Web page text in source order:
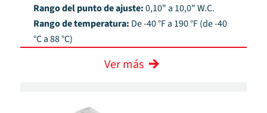
Rango del punto de ajuste:0,10" a 10,0" W.C.
Rango de temperatura: De -40 °F a 190 °F (de -40
°C a 88 °C)
Ver más